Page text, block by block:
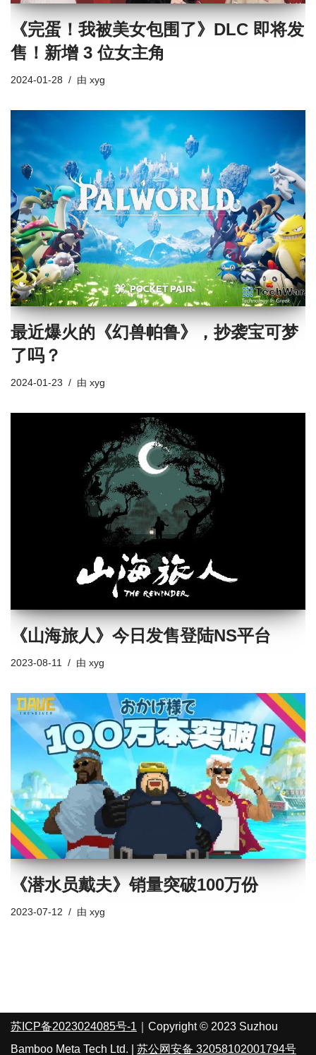
《完蛋！我被美女包围了》DLC 即将发
售！新增 3 位女主角
2024-01-28 由 xyg
最近爆火的《幻兽帕鲁》，抄袭宝可梦
了吗？
2024-01-23 由 xyg
《山海旅人》今日发售登陆NS平台
2023-08-11 由 xyg
《潜水员戴夫》销量突破100万份
2023-07-12 由 xyg
苏ICP备2023024085号-1 ｜Copyright © 2023 Suzhou
Bamboo Meta Tech Ltd. | 苏公网安备 32058102001794号